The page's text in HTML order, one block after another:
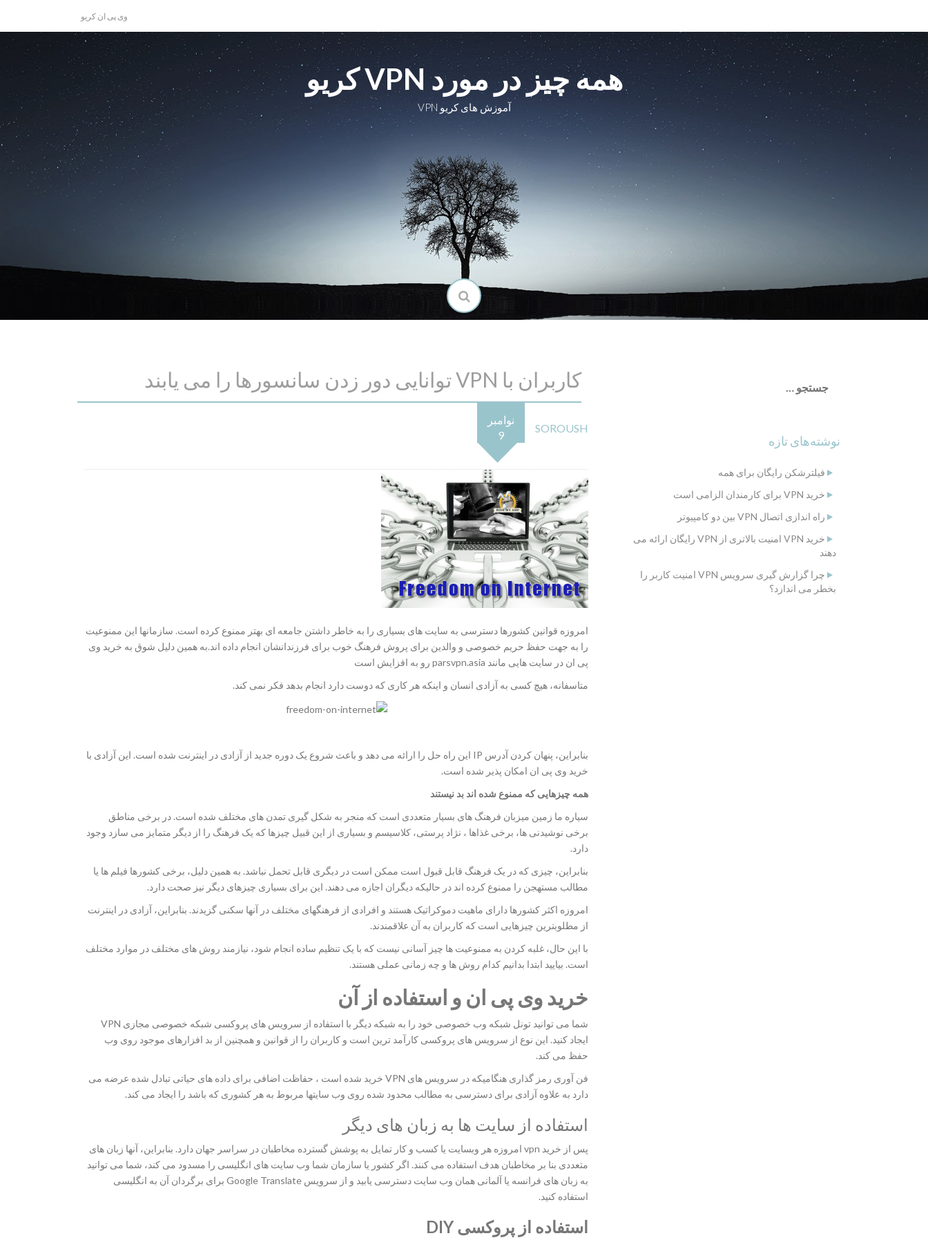
content
وی پی ان کریو
همه چیز در مورد VPN کریو
آموزش های کریو VPN
کاربران با VPN توانایی دور زدن سانسورها را می یابند
نوامبر
9
SOROUSH
امروزه قوانین کشورها دسترسی به سایت های بسیاری را به خاطر داشتن جامعه ای بهتر ممنوع کرده است. سازمانها این ممنوعیت
را به جهت حفظ حریم خصوصی و والدین برای پروش فرهنگ خوب برای فرزندانشان انجام داده اند.به همین دلیل شوق به خرید وی
پی ان در سایت هایی مانند parsvpn.asia رو به افزایش است
متاسفانه، هیچ کسی به آزادی انسان و اینکه هر کاری که دوست دارد انجام بدهد فکر نمی کند.
بنابراین، پنهان کردن آدرس IP این راه حل را ارائه می دهد و باعث شروع یک دوره جدید از آزادی در اینترنت شده است. این آزادی با
خرید وی پی ان امکان پذیر شده است.
همه چیزهایی که ممنوع شده اند بد نیستند
سیاره ما زمین میزبان فرهنگ های بسیار متعددی است که منجر به شکل گیری تمدن های مختلف شده است. در برخی مناطق
برخی نوشیدنی ها، برخی غذاها ، نژاد پرستی، کلاسیسم و بسیاری از این قبیل چیزها که یک فرهنگ را از دیگر متمایز می سازد وجود
دارد.
بنابراین، چیزی که در یک فرهنگ قابل قبول است ممکن است در دیگری قابل تحمل نباشد. به همین دلیل، برخی کشورها فیلم ها یا
مطالب مستهجن را ممنوع کرده اند در حالیکه دیگران اجازه می دهند. این برای بسیاری چیزهای دیگر نیز صحت دارد.
امروزه اکثر کشورها دارای ماهیت دموکراتیک هستند و افرادی از فرهنگهای مختلف در آنها سکنی گزیدند. بنابراین، آزادی در اینترنت
از مطلوبترین چیزهایی است که کاربران به آن علاقمندند.
با این حال، غلبه کردن به ممنوعیت ها چیز آسانی نیست که با یک تنظیم ساده انجام شود، نیازمند روش های مختلف در موارد مختلف
است. بیایید ابتدا بدانیم کدام روش ها و چه زمانی عملی هستند.
خرید وی پی ان و استفاده از آن
شما می توانید تونل شبکه وب خصوصی خود را به شبکه دیگر با استفاده از سرویس های پروکسی شبکه خصوصی مجازی VPN
ایجاد کنید. این نوع از سرویس های پروکسی کارآمد ترین است و کاربران را از قوانین و همچنین از بد افزارهای موجود روی وب
حفظ می کند.
فن آوری رمز گذاری هنگامیکه در سرویس های VPN خرید شده است ، حفاظت اضافی برای داده های حیاتی تبادل شده عرضه می
دارد به علاوه آزادی برای دسترسی به مطالب محدود شده روی وب سایتها مربوط به هر کشوری که باشد را ایجاد می کند.
استفاده از سایت ها به زبان های دیگر
پس از خرید vpn امروزه هر وبسایت یا کسب و کار تمایل به پوشش گسترده مخاطبان در سراسر جهان دارد. بنابراین، آنها زبان های
متعددی بنا بر مخاطبان هدف استفاده می کنند. اگر کشور یا سازمان شما وب سایت های انگلیسی را مسدود می کند، شما می توانید
به زبان های فرانسه یا آلمانی همان وب سایت دسترسی یابید و از سرویس Google Translate برای برگردان آن به انگلیسی
استفاده کنید.
استفاده از پروکسی DIY
برای:
نوشته‌های تازه
فیلترشکن رایگان برای همه
خرید VPN برای کارمندان الزامی است
راه اندازی اتصال VPN بین دو کامپیوتر
خرید VPN امنیت بالاتری از VPN رایگان ارائه می
دهند
چرا گزارش گیری سرویس VPN امنیت کاربر را
بخطر می اندازد؟